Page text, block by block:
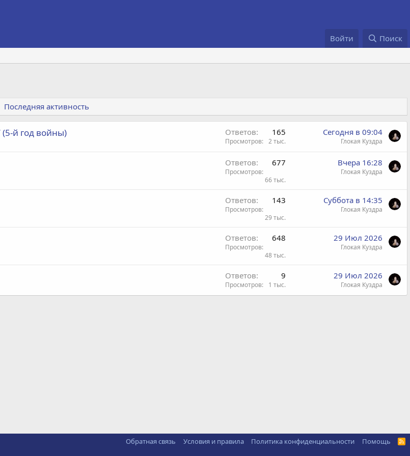
Войти Поиск
Последняя активность
й год войны) Ответов 165
Просмотров 2 тыс.
Сегодня в 09:04
Глокая Куздра
Ответов 677
Просмотров
66 тыс.
Вчера 16:28
Глокая Куздра
Ответов 143
Просмотров
29 тыс.
Суббота в 14:35
Глокая Куздра
Ответов 648
Просмотров
48 тыс.
29 Июл 2026
Глокая Куздра
Ответов 9
Просмотров 1 тыс.
29 Июл 2026
Глокая Куздра
Обратная связь Условия и правила Политика конфиденциальности Помощь
R